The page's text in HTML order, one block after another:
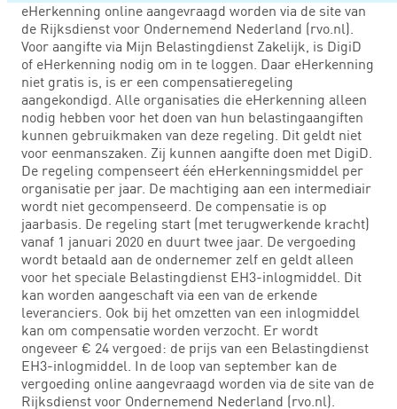
eHerkenning online aangevraagd worden via de site van
de Rijksdienst voor Ondernemend Nederland (rvo.nl).
Voor aangifte via Mijn Belastingdienst Zakelijk, is DigiD
of eHerkenning nodig om in te loggen. Daar eHerkenning
niet gratis is, is er een compensatieregeling
aangekondigd. Alle organisaties die eHerkenning alleen
nodig hebben voor het doen van hun belastingaangiften
kunnen gebruikmaken van deze regeling. Dit geldt niet
voor eenmanszaken. Zij kunnen aangifte doen met DigiD.
De regeling compenseert één eHerkenningsmiddel per
organisatie per jaar. De machtiging aan een intermediair
wordt niet gecompenseerd. De compensatie is op
jaarbasis. De regeling start (met terugwerkende kracht)
vanaf 1 januari 2020 en duurt twee jaar. De vergoeding
wordt betaald aan de ondernemer zelf en geldt alleen
voor het speciale Belastingdienst EH3-inlogmiddel. Dit
kan worden aangeschaft via een van de erkende
leveranciers. Ook bij het omzetten van een inlogmiddel
kan om compensatie worden verzocht. Er wordt
ongeveer € 24 vergoed: de prijs van een Belastingdienst
EH3-inlogmiddel. In de loop van september kan de
vergoeding online aangevraagd worden via de site van de
Rijksdienst voor Ondernemend Nederland (rvo.nl).